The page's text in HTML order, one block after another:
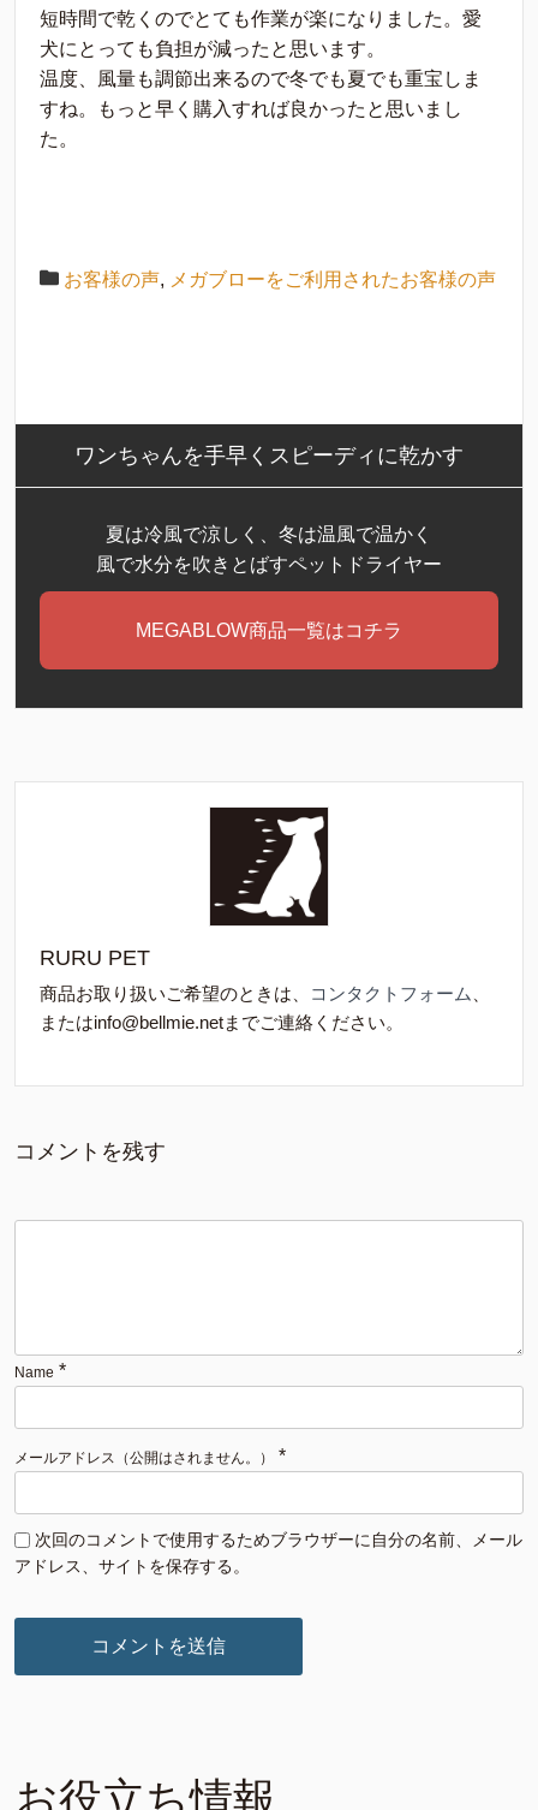
短時間で乾くのでとても作業が楽になりました。愛
犬にとっても負担が減ったと思います。
温度、風量も調節出来るので冬でも夏でも重宝しま
すね。もっと早く購入すれば良かったと思いまし
た。
お客様の声, メガブローをご利用されたお客様の声
ワンちゃんを手早くスピーディに乾かす
夏は冷風で涼しく、冬は温風で温かく
風で水分を吹きとばすペットドライヤー
MEGABLOW商品一覧はコチラ
RURU PET
商品お取り扱いご希望のときは、 コンタクトフォーム
またはinfo@bellmie.netまでご連絡ください。
コメントを残す
Name *
メールアドレス（公開はされません。） *
次回のコメントで使用するためブラウザーに自分の名前、メール
アドレス、サイトを保存する。
お役立ち情報